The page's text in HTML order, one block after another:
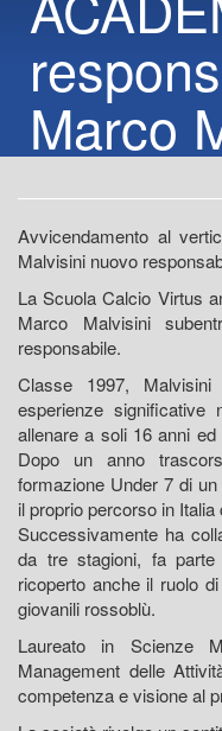
Marco
Avvicendamento al
Malvisini nuovo
La Scuola Calcio Virtus
Marco Malvisini
responsabile.
Classe 1997,
esperienze
allenare a soli 16 anni
Dopo un anno
formazione Under 7 di un
il proprio percorso in Italia
Successivamente ha
da tre stagioni, fa
ricoperto anche il ruolo
giovanili rossoblù.
Laureato in Scienze
Management delle
competenza e visione al